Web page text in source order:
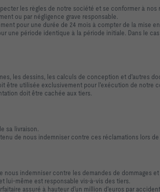
les règles de notre société et se conformer à
ou par négligence grave responsable.
pour une durée de 24 mois à compter de la mise
une période identique à la période initiale. Dans le
les dessins, les calculs de conception et d'autres
utilisée exclusivement pour l'exécution de notre
doit être cachée aux tiers.
sa livraison.
de nous indemniser contre ces réclamations lors
indemniser contre les demandes de dommages
lui-même est responsable vis-à-vis des tiers.
assuré à hauteur d’un million d'euros par